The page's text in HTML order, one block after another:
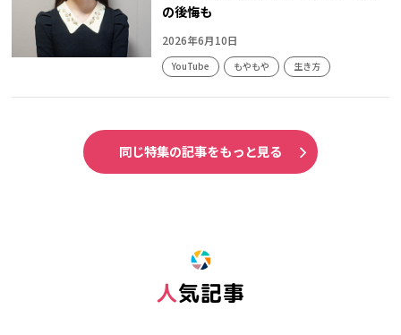
の後悔も
2026年6月10日
YouTube もやもや 生き方
同じ特集の記事をもっと見る
人気記事